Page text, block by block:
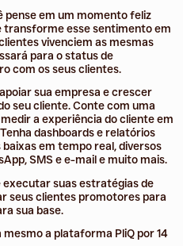
em um momento feliz
esse sentimento em
vivenciem as mesmas
para o status de
com os seus clientes.
sua empresa e crescer
seu cliente. Conte com uma
a experiência do cliente em
dashboards e relatórios
em tempo real, diversos
SMS e e-mail e muito mais.
executar suas estratégias de
seus clientes promotores para
sua base.
a plataforma PliQ por 14